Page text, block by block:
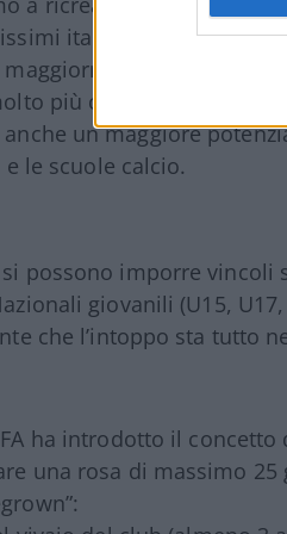
italiani? Ovviamente
i nostri club
più complicate e non
un maggiore
le scuole calcio.
possono imporre vincoli
giovanili (U15,
che l’intoppo sta tutto
ha introdotto il
una rosa di massimo